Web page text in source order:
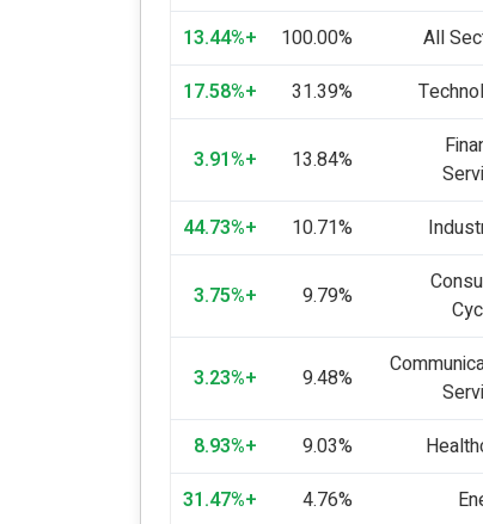
All
100.00%
+13.44%
31.39%
+17.58%
13.84%
+3.91%
10.71%
+44.73%
9.79%
+3.75%
9.48%
+3.23%
9.03%
+8.93%
4.76%
+31.47%